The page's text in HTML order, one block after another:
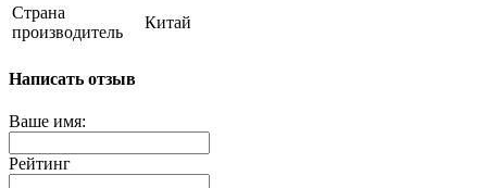
Страна
производитель
Китай
Написать отзыв
Ваше имя:
Рейтинг